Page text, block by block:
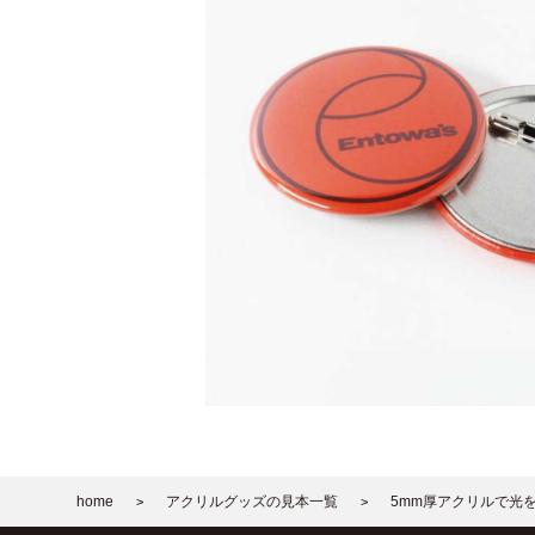
home > アクリルグッズの見本一覧 > 5mm厚アクリルで光